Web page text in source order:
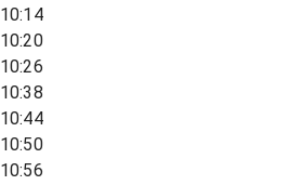
10:14
10:20
10:26
10:38
10:44
10:50
10:56